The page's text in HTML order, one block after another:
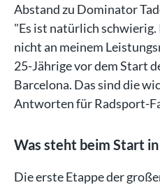
Abstand zu Dominator
"Es ist natürlich schwierig.
nicht an meinem
25-Jährige vor dem Start
Barcelona. Das sind die
Antworten für Radsport-
Was steht beim Start in
Die erste Etappe der